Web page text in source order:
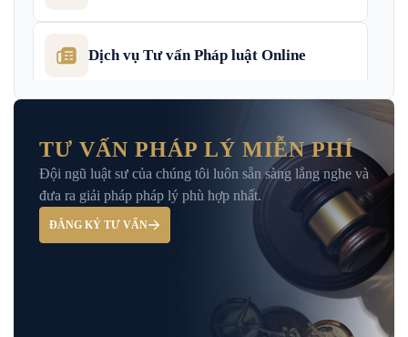
Dịch vụ Tư vấn Pháp luật Online
Giải Đáp – Tư Vấn Pháp Luật Hình Sự
Hỏi đáp và tư vấn pháp luật
Luật Bảo Hiểm Xã Hội
TƯ VẤN PHÁP LÝ MIỄN PHÍ
Đội ngũ luật sư của chúng tôi luôn sẵn sàng lắng nghe và
đưa ra giải pháp pháp lý phù hợp nhất.
ĐĂNG KÝ TƯ VẤN